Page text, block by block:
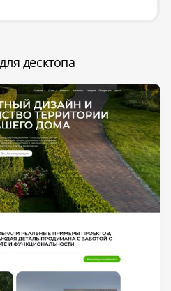
десктопа